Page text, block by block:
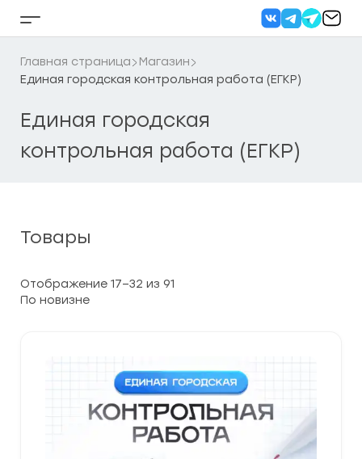
Кнопка
бокового
меню
Главная страница
Магазин
Единая городская контрольная работа (ЕГКР)
Единая городская
контрольная работа (ЕГКР)
Товары
Отображение 17–32 из 91